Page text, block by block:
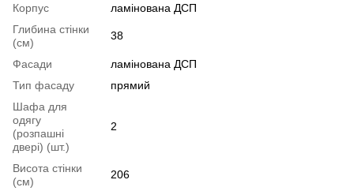
Корпус
ламінована ДСП
Глибина стінки
(см)
38
Фасади
ламінована ДСП
Тип фасаду
прямий
Шафа для
одягу
(розпашні
двері) (шт.)
2
Висота стінки
(см)
206